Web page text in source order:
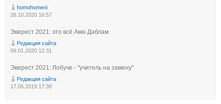
homohomeni
26.10.2020 16:57
Эверест 2021: это всё Ама-Даблам
Редакция сайта
09.01.2020 12:31
Эверест 2021: Лобуче - "учитель на замену"
Редакция сайта
17.06.2019 17:38